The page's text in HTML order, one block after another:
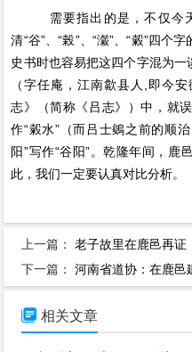
需要指出的是，不仅今天
清“谷”、“榖”、“瀔”、“糓”四个
史书时也容易把这四个字混为
（字任庵，江南歙县人,即今
志》（简称《吕志》）中，就
作“糓水”（而吕士鵕之前的顺
阳”写作“谷阳”。乾隆年间，鹿
此，我们一定要认真对比分析。
上一篇：老子故里在鹿邑再证
下一篇：河南省道协：在鹿邑
 相关文章